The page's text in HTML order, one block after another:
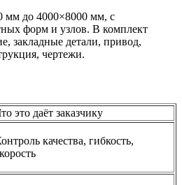
мм до 4000×8000 мм, с
форм и узлов. В комплект
закладные детали, привод,
чертежи.
это даёт заказчику
качества, гибкость,